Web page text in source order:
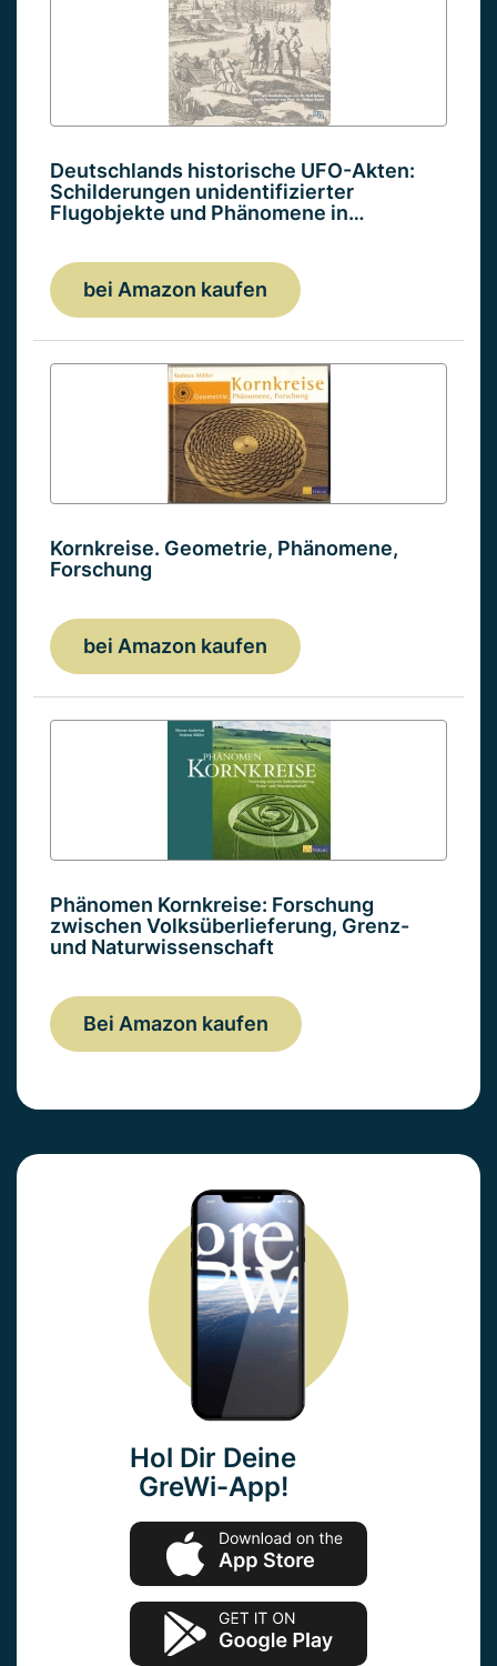
Deutschlands historische UFO-Akten:
Schilderungen unidentifizierter
Flugobjekte und Phänomene in…
bei Amazon kaufen
Kornkreise. Geometrie, Phänomene,
Forschung
bei Amazon kaufen
Phänomen Kornkreise: Forschung
zwischen Volksüberlieferung, Grenz-
und Naturwissenschaft
Bei Amazon kaufen
Hol Dir Deine
GreWi-App!